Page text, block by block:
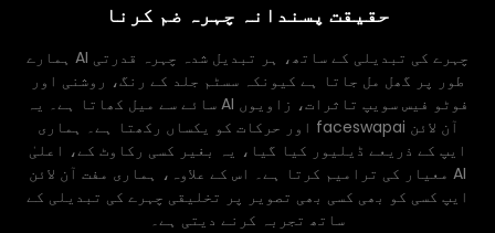
حقیقت پسندانہ چہرہ ضم کرنا
ہمارے AI چہرے کی تبدیلی کے ساتھ، ہر تبدیل شدہ چہرہ قدرتی
طور پر گھل مل جاتا ہے کیونکہ سسٹم جلد کے رنگ، روشنی اور
سائے سے میل کھاتا ہے۔ یہ AI فوٹو فیس سویپ تاثرات، زاویوں
اور حرکات کو یکساں رکھتا ہے۔ ہماری faceswapai آن لائن
ایپ کے ذریعے ڈیلیور کیا گیا، یہ بغیر کسی رکاوٹ کے، اعلیٰ
معیار کی ترامیم کرتا ہے۔ اس کے علاوہ، ہماری مفت آن لائن AI
ایپ کسی کو بھی کسی بھی تصویر پر تخلیقی چہرے کی تبدیلی کے
ساتھ تجربہ کرنے دیتی ہے۔